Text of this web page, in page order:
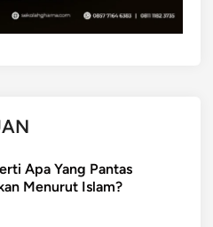
Apa Yang Pantas
Menurut Islam?